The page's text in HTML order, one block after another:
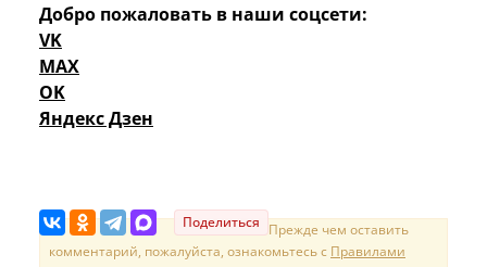
Добро пожаловать в наши соцсети:
VK
MAX
OK
Яндекс Дзен
Поделиться Прежде чем оставить
комментарий, пожалуйста, ознакомьтесь с Правилами